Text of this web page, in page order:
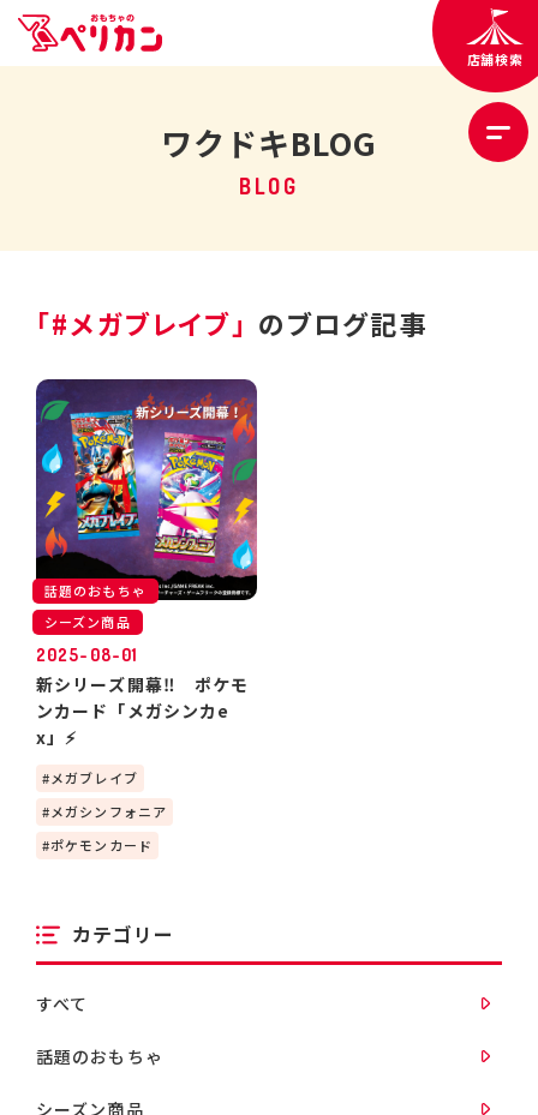
店舗検索
ワクドキBLOG
BLOG
「#メガブレイブ」 のブログ記事
話題のおもちゃ
シーズン商品
2025-08-01
新シリーズ開幕‼ ポケモ
ンカード「メガシンカe
x」⚡
メガブレイブ
メガシンフォニア
ポケモンカード
カテゴリー
すべて
話題のおもちゃ
シーズン商品